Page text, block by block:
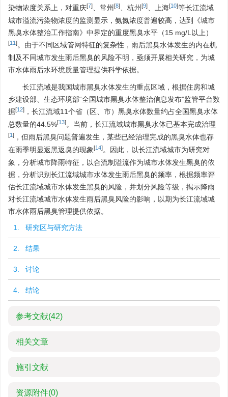
染物浓度关系上，对重庆[7] 、常州 [8] 、杭州 [9] 、上海[10]等长江流域
城市溢流污染物浓度的监测显示，氨氮浓度普遍较高，达到《城市
黑臭水体整治工作指南》中界定的重度黑臭水平（15 mg/L以上）
[11]。由于不同区域管网特征的复杂性，雨后黑臭水体发生的内在机
制及不同城市发生雨后黑臭的风险不明，亟须开展相关研究，为城
市水体雨后水环境质量管理提供科学依据。
长江流域是我国城市黑臭水体发生的重点区域，根据住房和城
乡建设部、生态环境部“全国城市黑臭水体整治信息发布”监管平台数
据[12] ，长江流域11个省（区、市）黑臭水体数量约占全国黑臭水体
总数量的44.5%[13]。当前，长江流域城市黑臭水体已基本完成治理
[1] ，但雨后黑臭问题普遍发生，某些已经治理完成的黑臭水体也存
在雨季明显返黑返臭的现象[14]。因此，以长江流域城市为研究对
象，分析城市降雨特征，以合流制溢流作为城市水体发生黑臭的依
据，分析识别长江流域城市水体发生雨后黑臭的频率，根据频率评
估长江流域城市水体发生黑臭的风险，并划分风险等级，揭示降雨
对长江流域城市水体发生雨后黑臭风险的影响，以期为长江流域城
市水体雨后黑臭管理提供依据。
1. 研究区与研究方法
2. 结果
3. 讨论
4. 结论
参考文献(42)
相关文章
施引文献
资源附件(0)